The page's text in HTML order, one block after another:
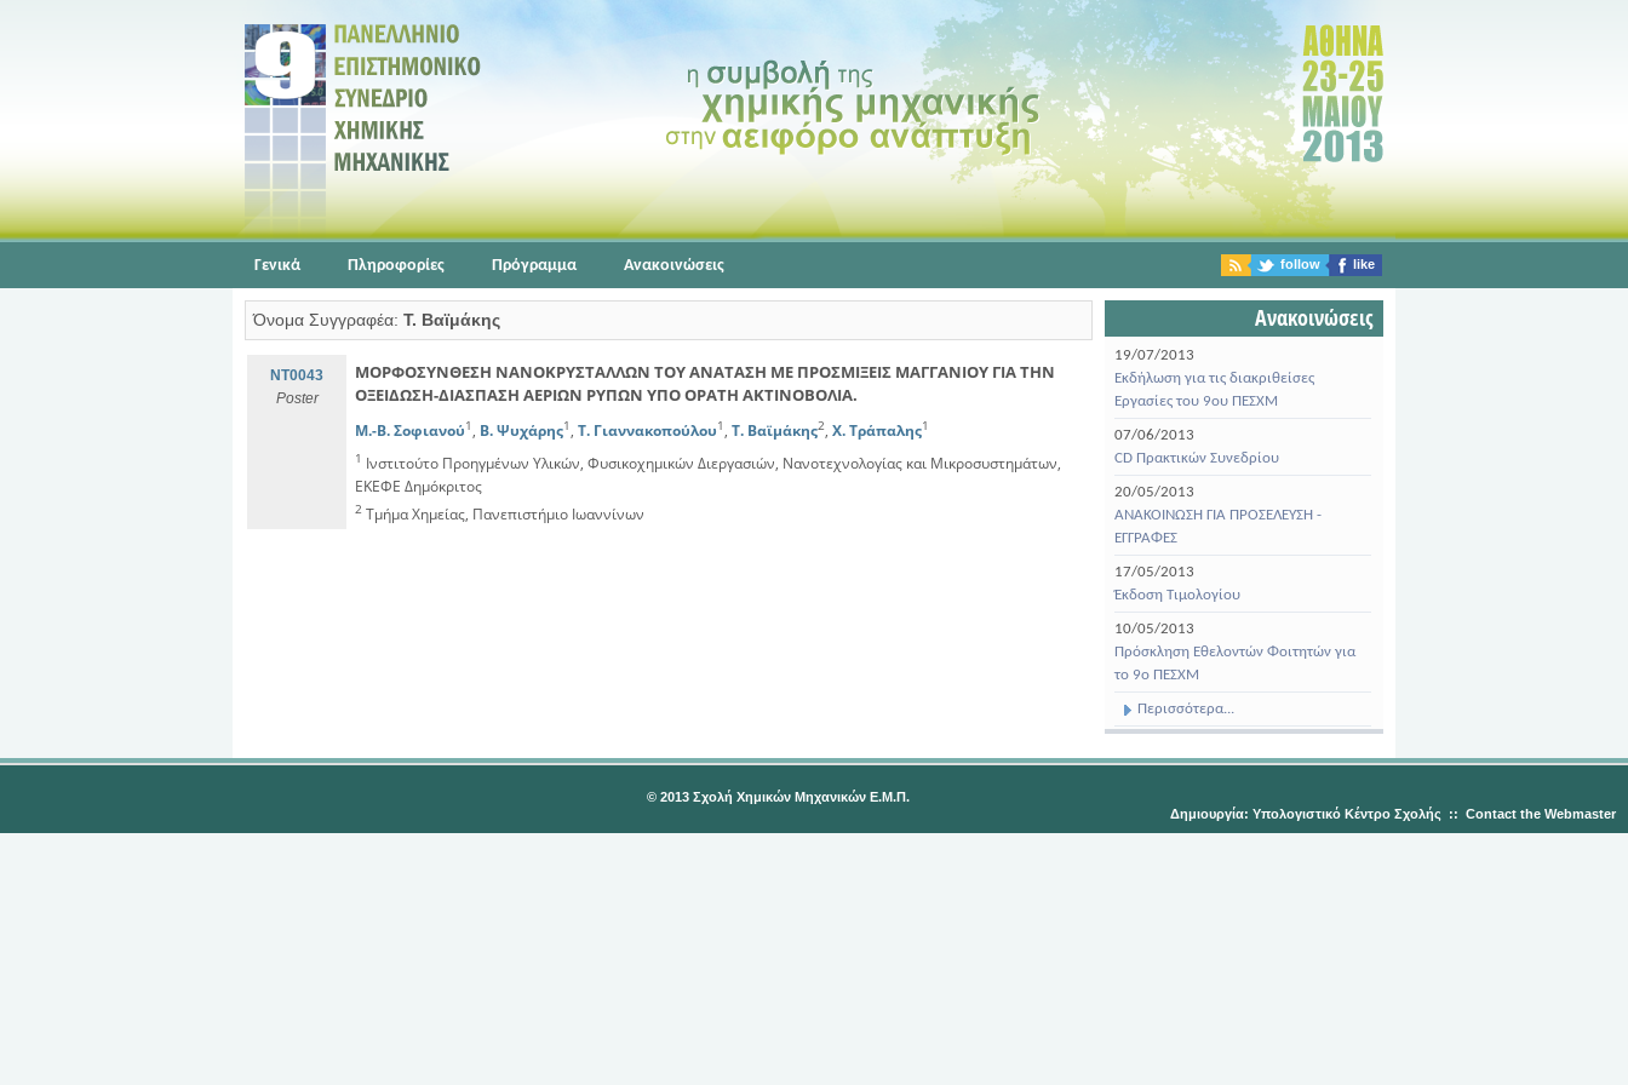
Γενικά Πληροφορίες Πρόγραμμα Ανακοινώσεις follow like
Όνομα Συγγραφέα: Τ. Βαϊμάκης
NT0043
Poster
ΜΟΡΦΟΣΥΝΘΕΣΗ ΝΑΝΟΚΡΥΣΤΑΛΛΩΝ ΤΟΥ ΑΝΑΤΑΣΗ ΜΕ ΠΡΟΣΜΙΞΕΙΣ ΜΑΓΓΑΝΙΟΥ ΓΙΑ ΤΗΝ
ΟΞΕΙΔΩΣΗ-ΔΙΑΣΠΑΣΗ ΑΕΡΙΩΝ ΡΥΠΩΝ ΥΠΟ ΟΡΑΤΗ ΑΚΤΙΝΟΒΟΛΙΑ.
Μ.-Β. Σοφιανού1 , Β. Ψυχάρης1 , Τ. Γιαννακοπούλου1 , Τ. Βαϊμάκης2, Χ. Τράπαλης1
1 Ινστιτούτο Προηγμένων Υλικών, Φυσικοχημικών Διεργασιών, Νανοτεχνολογίας και Μικροσυστημάτων,
ΕΚΕΦΕ Δημόκριτος
2 Τμήμα Χημείας, Πανεπιστήμιο Ιωαννίνων
Ανακοινώσεις
19/07/2013
Εκδήλωση για τις διακριθείσες
Εργασίες του 9ου ΠΕΣΧΜ
07/06/2013
CD Πρακτικών Συνεδρίου
20/05/2013
ΑΝΑΚΟΙΝΩΣΗ ΓΙΑ ΠΡΟΣΕΛΕΥΣΗ -
ΕΓΓΡΑΦΕΣ
17/05/2013
Έκδοση Τιμολογίου
10/05/2013
Πρόσκληση Εθελοντών Φοιτητών για
το 9ο ΠΕΣΧΜ
Περισσότερα...
© 2013 Σχολή Χημικών Μηχανικών Ε.Μ.Π.
Δημιουργία: Υπολογιστικό Κέντρο Σχολής :: Contact the Webmaster